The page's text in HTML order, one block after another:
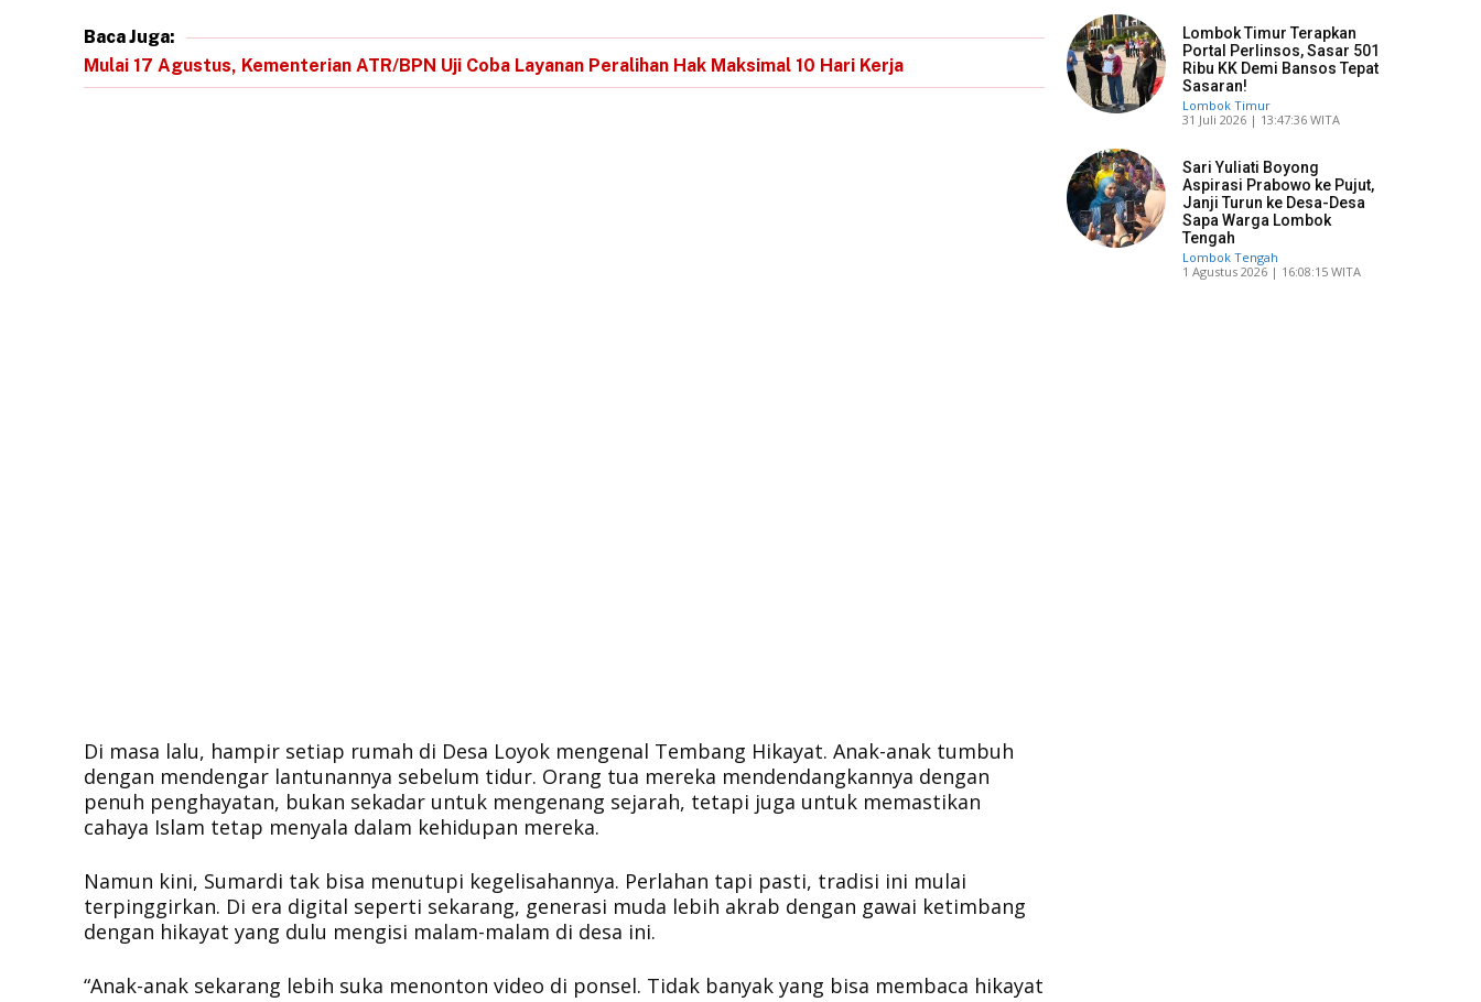
Baca Juga:
Mulai 17 Agustus, Kementerian ATR/BPN Uji Coba Layanan Peralihan Hak Maksimal 10 Hari Kerja
Di masa lalu, hampir setiap rumah di Desa Loyok mengenal Tembang Hikayat. Anak-anak tumbuh
dengan mendengar lantunannya sebelum tidur. Orang tua mereka mendendangkannya dengan
penuh penghayatan, bukan sekadar untuk mengenang sejarah, tetapi juga untuk memastikan
cahaya Islam tetap menyala dalam kehidupan mereka.
Namun kini, Sumardi tak bisa menutupi kegelisahannya. Perlahan tapi pasti, tradisi ini mulai
terpinggirkan. Di era digital seperti sekarang, generasi muda lebih akrab dengan gawai ketimbang
dengan hikayat yang dulu mengisi malam-malam di desa ini.
“Anak-anak sekarang lebih suka menonton video di ponsel. Tidak banyak yang bisa membaca hikayat
Lombok Timur Terapkan
Portal Perlinsos, Sasar 501
Ribu KK Demi Bansos Tepat
Sasaran!
Lombok Timur
​31 Juli 2026 | 13:47:36 WITA
Sari Yuliati Boyong
Aspirasi Prabowo ke Pujut,
Janji Turun ke Desa-Desa
Sapa Warga Lombok
Tengah
Lombok Tengah
​1 Agustus 2026 | 16:08:15 WITA